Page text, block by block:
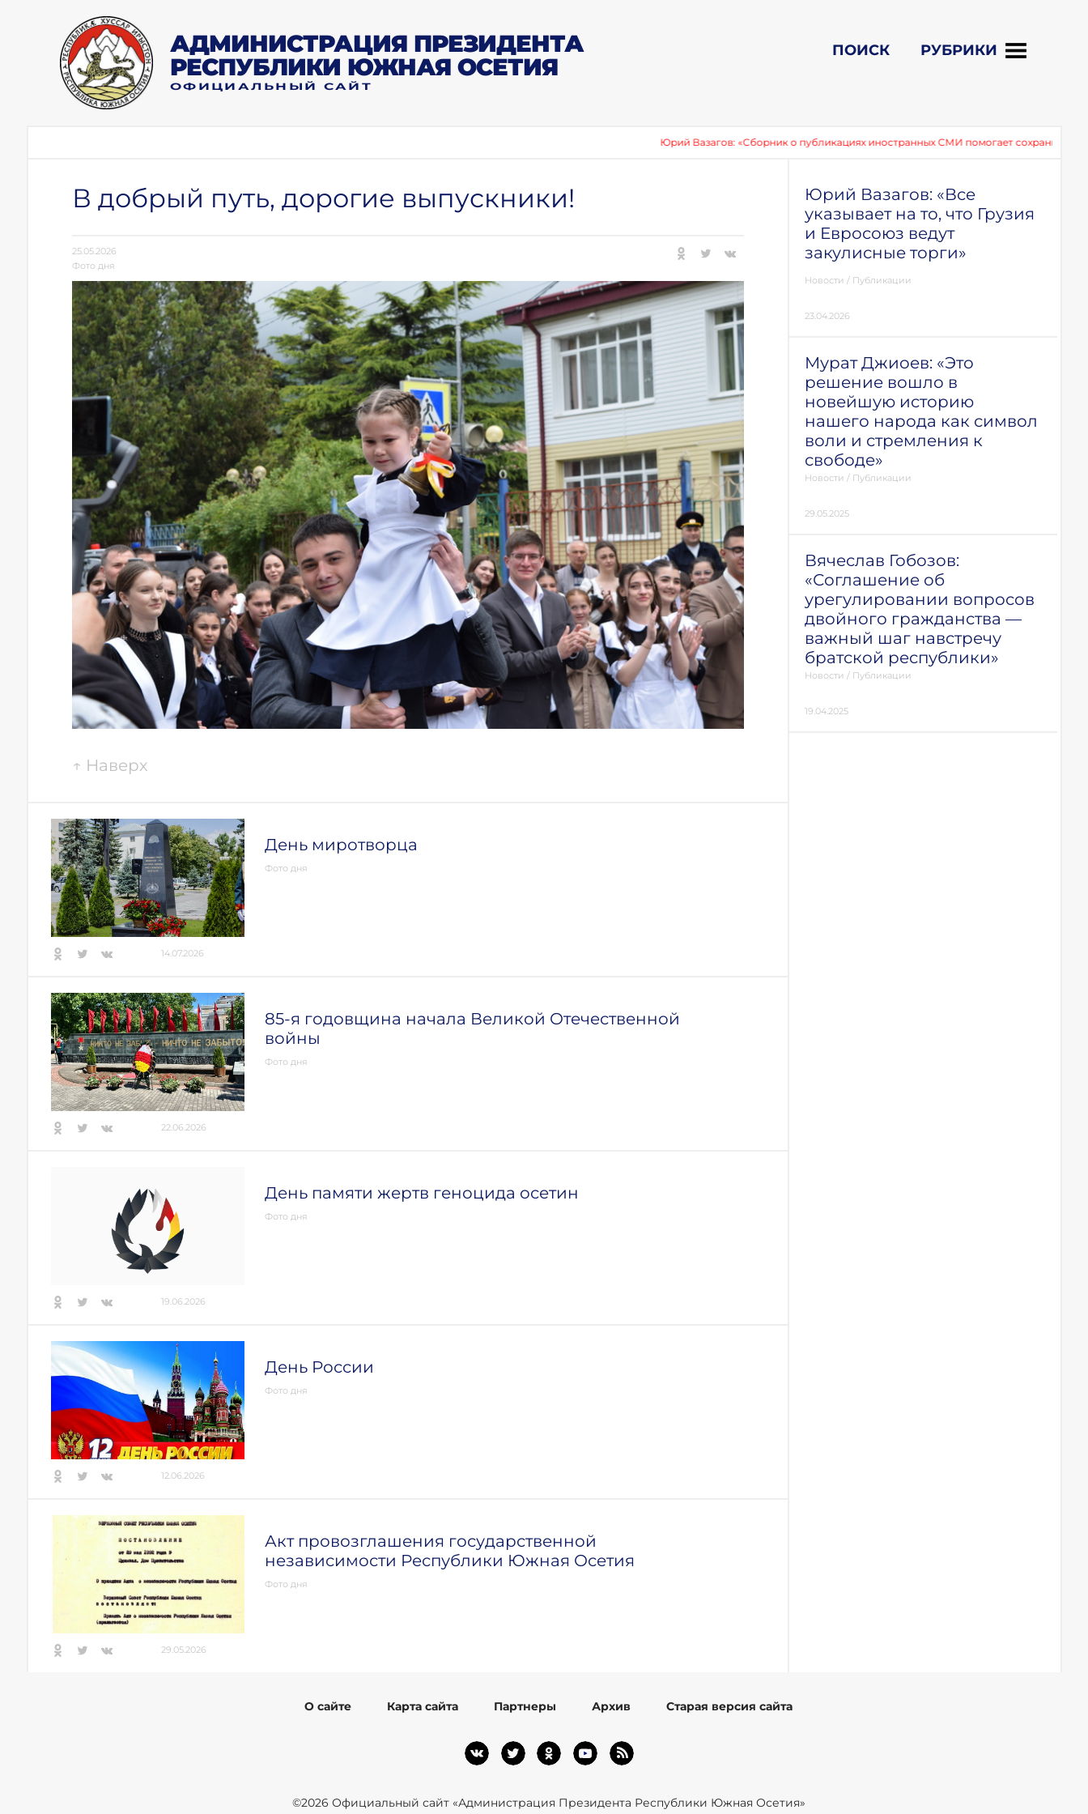
АДМИНИСТРАЦИЯ ПРЕЗИДЕНТА
РЕСПУБЛИКИ ЮЖНАЯ ОСЕТИЯ
ОФИЦИАЛЬНЫЙ САЙТ
ПОИСК РУБРИКИ
Юрий Вазагов: «Сборник о публикациях иностранных СМИ помогает сохранить память о
В добрый путь, дорогие выпускники!
25.05.2026
Фото дня
↑ Наверх
День миротворца
Фото дня
14.07.2026
85-я годовщина начала Великой Отечественной
войны
Фото дня
22.06.2026
День памяти жертв геноцида осетин
Фото дня
19.06.2026
День России
Фото дня
12.06.2026
Акт провозглашения государственной
независимости Республики Южная Осетия
Фото дня
29.05.2026
Юрий Вазагов: «Все
указывает на то, что Грузия
и Евросоюз ведут
закулисные торги»
Новости / Публикации
23.04.2026
Мурат Джиоев: «Это
решение вошло в
новейшую историю
нашего народа как символ
воли и стремления к
свободе»
Новости / Публикации
29.05.2025
Вячеслав Гобозов:
«Соглашение об
урегулировании вопросов
двойного гражданства —
важный шаг навстречу
братской республики»
Новости / Публикации
19.04.2025
О сайте Карта сайта Партнеры Архив Старая версия сайта
©2026 Официальный сайт «Администрация Президента Республики Южная Осетия»